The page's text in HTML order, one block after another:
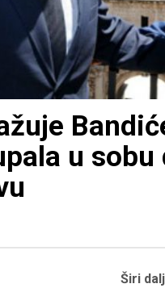
u
Širi